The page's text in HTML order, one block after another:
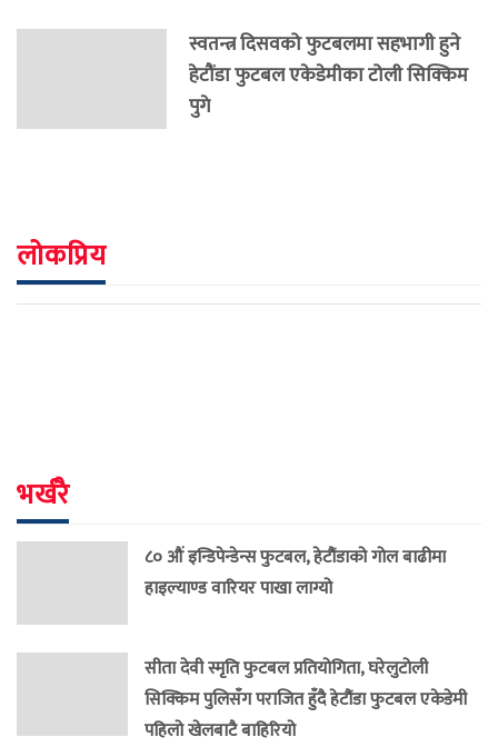
स्वतन्त्र दिसवको फुटबलमा सहभागी हुने
हेटौंडा फुटबल एकेडेमीका टोली सिक्किम
पुगे
लोकप्रिय
भर्खरै
८० औं इन्डिपेन्डेन्स फुटबल, हेटौंडाको गोल बाढीमा
हाइल्याण्ड वारियर पाखा लाग्यो
सीता देवी स्मृति फुटबल प्रतियोगिता, घरेलुटोली
सिक्किम पुलिसँग पराजित हुँदै हेटौंडा फुटबल एकेडेमी
पहिलो खेलबाटै बाहिरियो